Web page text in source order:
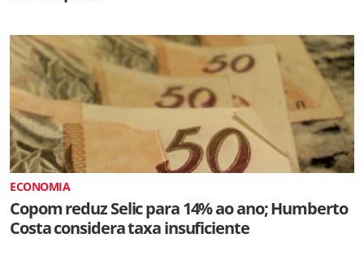
ECONOMIA
Copom reduz Selic para 14% ao ano; Humberto
Costa considera taxa insuficiente